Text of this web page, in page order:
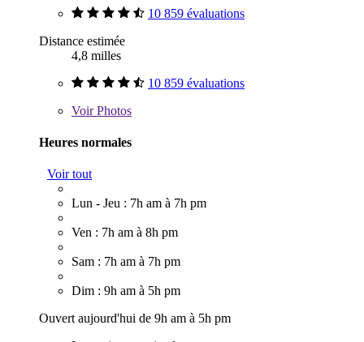
10 859 évaluations
Distance estimée
4,8 milles
10 859 évaluations
VoirPhotos
Heures normales
Voir tout
Lun - Jeu : 7h am à 7h pm
Ven : 7h am à 8h pm
Sam : 7h am à 7h pm
Dim : 9h am à 5h pm
Ouvert aujourd'hui de 9h am à 5h pm